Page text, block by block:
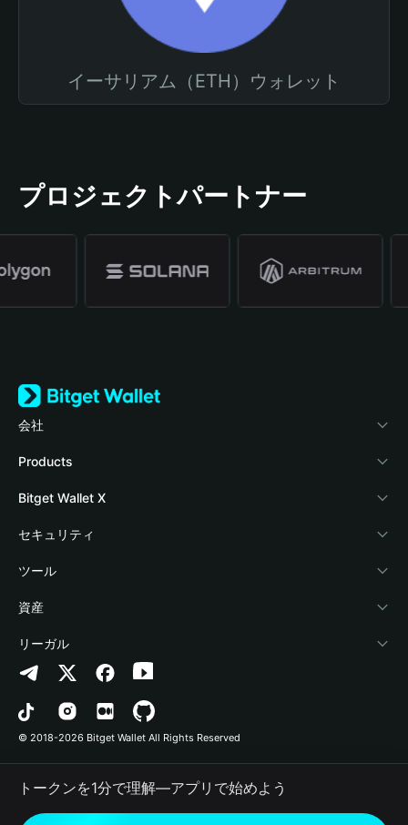
イーサリアム（ETH）ウォレット
プロジェクトパートナー
会社
Bitget Walletについて
ブログ
アカデミー
暗号資産ニュース
Help Center
お問い合わせ
ブランドリソース
キャリア
Products
Crypto Card
Stablecoin Earn
Payfi Crypto
Crypto Swap API
Altcoin Season Index
Prediction Markets
DApp
RWA
Bitget Wallet X
デベロッパー
ウォレットを接続
Bitget Wallet Pay
プロジェクトを掲載
セキュリティ
保護基金
セキュリティ技術
ツール
暗号資産を購入
認証検出
コントラクト検出
一括送金
資産
Arbitrum
Avalanche
Bitcoin
Polygon
リーガル
プライバシーポリシー
利用規約
© 2018-2026 Bitget Wallet All Rights Reserved
トークンを1分で理解―アプリで始めよう